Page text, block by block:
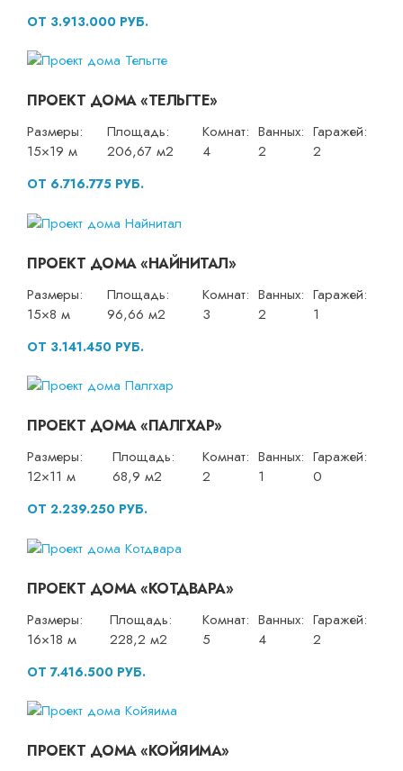
ОТ 3.913.000 РУБ.
ПРОЕКТ ДОМА «ТЕЛЬГТЕ»
Размеры:
15×19 м
Площадь:
206,67 м2
Комнат:
4
Ванных:
2
Гаражей:
2
ОТ 6.716.775 РУБ.
ПРОЕКТ ДОМА «НАЙНИТАЛ»
Размеры:
15×8 м
Площадь:
96,66 м2
Комнат:
3
Ванных:
2
Гаражей:
1
ОТ 3.141.450 РУБ.
ПРОЕКТ ДОМА «ПАЛГХАР»
Размеры:
12×11 м
Площадь:
68,9 м2
Комнат:
2
Ванных:
1
Гаражей:
0
ОТ 2.239.250 РУБ.
ПРОЕКТ ДОМА «КОТДВАРА»
Размеры:
16×18 м
Площадь:
228,2 м2
Комнат:
5
Ванных:
4
Гаражей:
2
ОТ 7.416.500 РУБ.
ПРОЕКТ ДОМА «КОЙЯИМА»